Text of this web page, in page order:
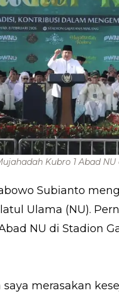
Kubro 1 Abad
Subianto
Ulama (NU).
NU di Stadion
merasakan